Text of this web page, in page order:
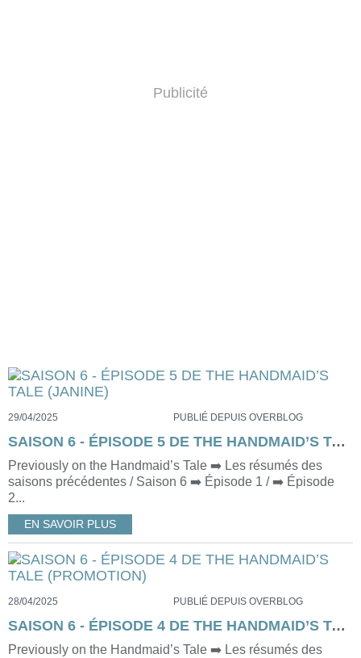
Publicité
29/04/2025 PUBLIÉ DEPUIS OVERBLOG
SAISON 6 - ÉPISODE 5 DE THE HANDMAID’S TALE (JANINE)
Previously on the Handmaid’s Tale ➡️ Les résumés des
saisons précédentes / Saison 6 ➡️ Épisode 1 / ➡️ Épisode
2...
EN SAVOIR PLUS
28/04/2025 PUBLIÉ DEPUIS OVERBLOG
SAISON 6 - ÉPISODE 4 DE THE HANDMAID’S TALE (PROMOTION)
Previously on the Handmaid’s Tale ➡️ Les résumés des